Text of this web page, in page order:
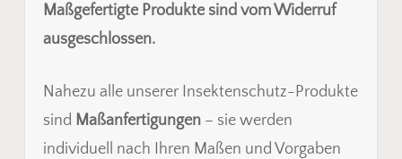
Maßgefertigte Produkte sind vom Widerruf
ausgeschlossen.
Nahezu alle unserer Insektenschutz-Produkte
sind Maßanfertigungen– sie werden
individuell nach Ihren Maßen und Vorgaben